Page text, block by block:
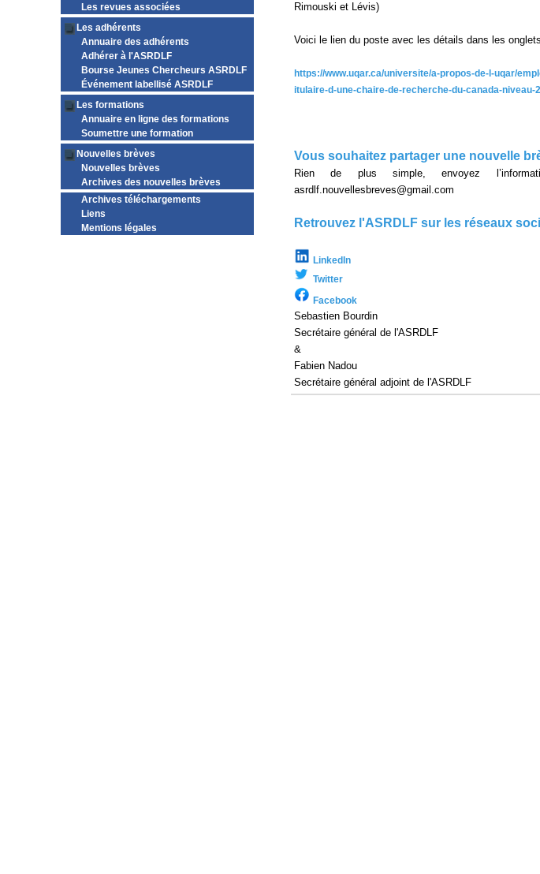
Les revues associées
Les adhérents
Annuaire des adhérents
Adhérer à l'ASRDLF
Bourse Jeunes Chercheurs ASRDLF
Événement labellisé ASRDLF
Les formations
Annuaire en ligne des formations
Soumettre une formation
Nouvelles brèves
Nouvelles brèves
Archives des nouvelles brèves
Archives téléchargements
Liens
Mentions légales
Rimouski et Lévis)
Voici le lien du poste avec les détails dans les
https://www.uqar.ca/universite/a-propos-de-l-uqar/
itulaire-d-une-chaire-de-recherche-du-canada-
Vous souhaitez partager une nouvelle
Rien de plus simple, envoyez
asrdlf.nouvellesbreves@gmail.com
Retrouvez l'ASRDLF sur les réseaux
LinkedIn
Twitter
Facebook
Sebastien Bourdin
Secrétaire général de l'ASRDLF
&
Fabien Nadou
Secrétaire général adjoint de l'ASRDLF